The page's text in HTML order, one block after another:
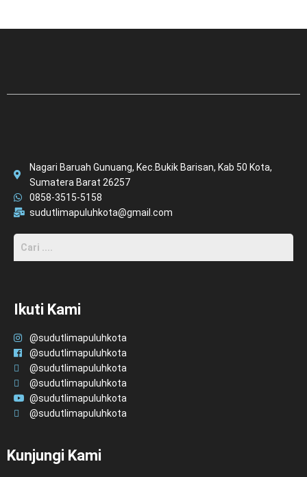
Nagari Baruah Gunuang, Kec.Bukik Barisan, Kab 50 Kota,
Sumatera Barat 26257
0858-3515-5158
sudutlimapuluhkota@gmail.com
Ikuti Kami
@sudutlimapuluhkota
@sudutlimapuluhkota
@sudutlimapuluhkota
@sudutlimapuluhkota
@sudutlimapuluhkota
@sudutlimapuluhkota
Kunjungi Kami